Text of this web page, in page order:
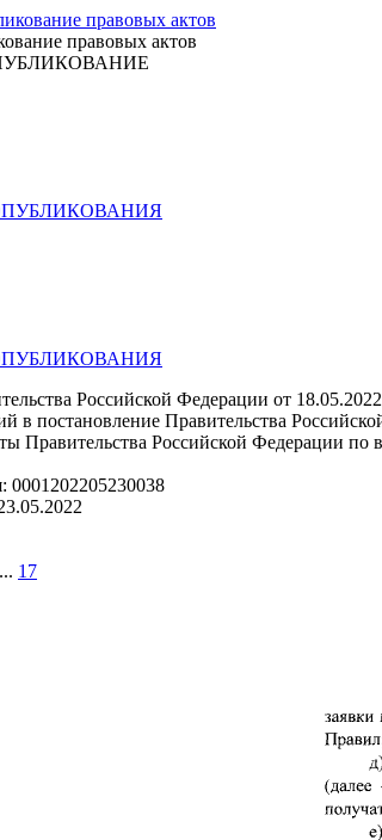
правовых актов
Российской Федерации от
в постановление Правительства
Правительства Российской Федерации
0001202205230038
... 17